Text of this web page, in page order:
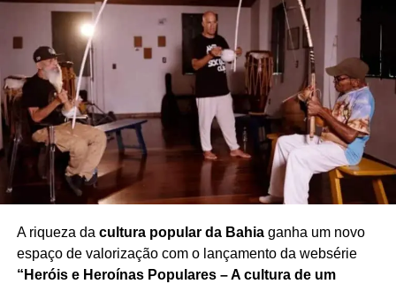
programa, transformando o tradicional momento de
despedida em uma homenagem marcada pela emoção e
pelo reconhecimento à trajetória de Rafael. A repercussão
do episódio também gerou inúmeras manifestações de
pesar entre telespectadores e admiradores da
apresentadora.
A riqueza da cultura popular da Bahiaganha um novo
espaço de valorização com o lançamento da websérie
“Heróis e Heroínas Populares – A cultura de um